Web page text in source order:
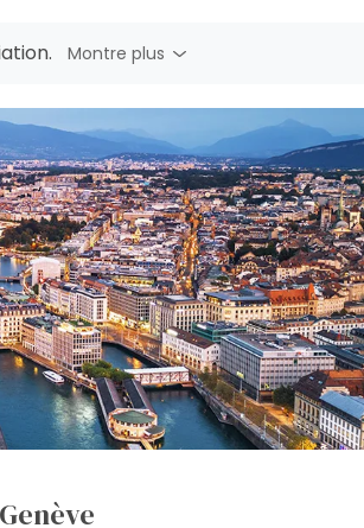
Montre plus